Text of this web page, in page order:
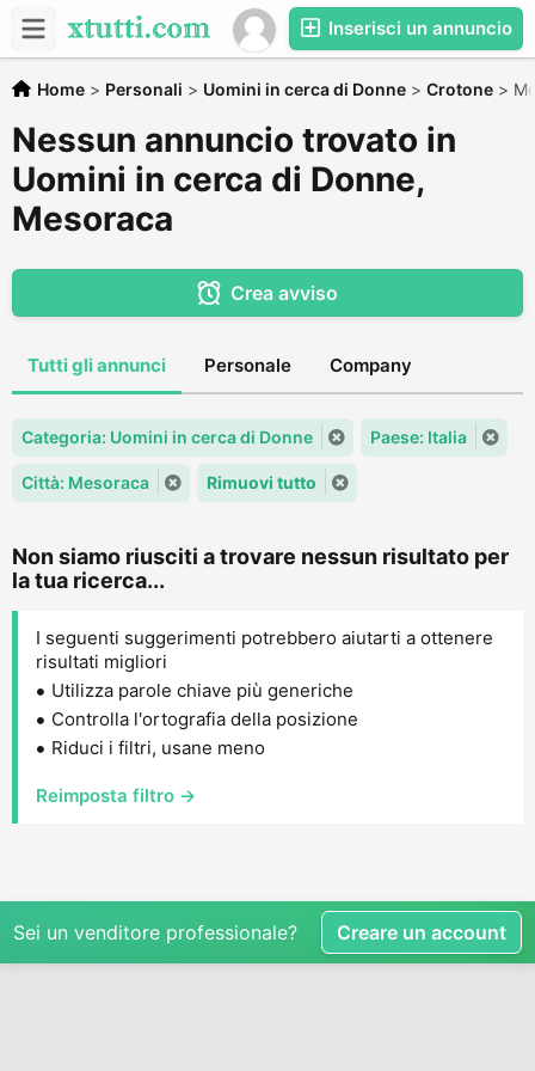
Inserisci un annuncio
Home > Personali > Uomini in cerca di Donne > Crotone >
Nessun annuncio trovato in
Uomini in cerca di Donne,
Mesoraca
Crea avviso
Tutti gli annunci Personale Company
Categoria: Uomini in cerca di Donne Paese: Italia
Città: Mesoraca Rimuovi tutto
Non siamo riusciti a trovare nessun risultato per
la tua ricerca...
I seguenti suggerimenti potrebbero aiutarti a ottenere
risultati migliori
Utilizza parole chiave più generiche
Controlla l'ortografia della posizione
Riduci i filtri, usane meno
Reimposta filtro →
Sei un venditore professionale? Creare un account